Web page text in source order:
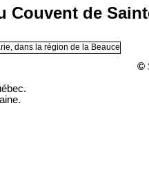
Couvent de
©